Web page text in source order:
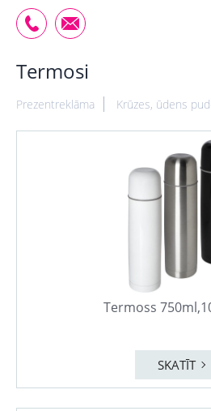
Termosi
Prezentreklāma Krūzes, ūdens
Termoss
SKATĪT